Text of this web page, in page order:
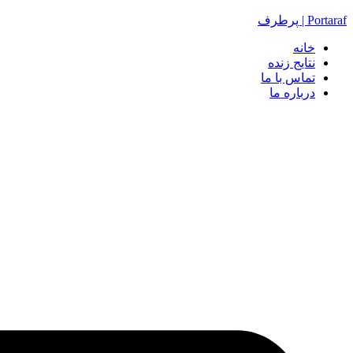
Portaraf | پرطرف
خانه
نتایج زنده
تماس با ما
درباره ما